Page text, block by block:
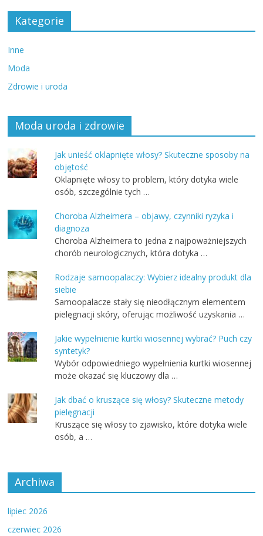
Kategorie
Inne
Moda
Zdrowie i uroda
Moda uroda i zdrowie
Jak unieść oklapnięte włosy? Skuteczne sposoby na
objętość
Oklapnięte włosy to problem, który dotyka wiele
osób, szczególnie tych …
Choroba Alzheimera – objawy, czynniki ryzyka i
diagnoza
Choroba Alzheimera to jedna z najpoważniejszych
chorób neurologicznych, która dotyka …
Rodzaje samoopalaczy: Wybierz idealny produkt dla
siebie
Samoopalacze stały się nieodłącznym elementem
pielęgnacji skóry, oferując możliwość uzyskania …
Jakie wypełnienie kurtki wiosennej wybrać? Puch czy
syntetyk?
Wybór odpowiedniego wypełnienia kurtki wiosennej
może okazać się kluczowy dla …
Jak dbać o kruszące się włosy? Skuteczne metody
pielęgnacji
Kruszące się włosy to zjawisko, które dotyka wiele
osób, a …
Archiwa
lipiec 2026
czerwiec 2026